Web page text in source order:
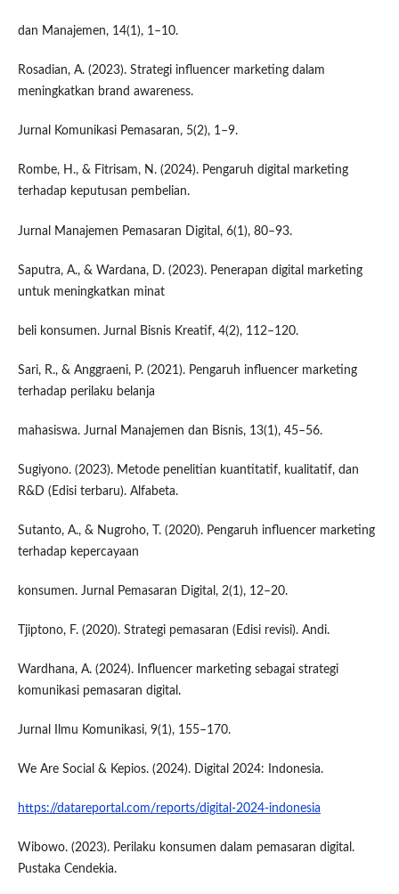
dan Manajemen, 14(1), 1–10.
Rosadian, A. (2023). Strategi influencer marketing dalam
meningkatkan brand awareness.
Jurnal Komunikasi Pemasaran, 5(2), 1–9.
Rombe, H., & Fitrisam, N. (2024). Pengaruh digital marketing
terhadap keputusan pembelian.
Jurnal Manajemen Pemasaran Digital, 6(1), 80–93.
Saputra, A., & Wardana, D. (2023). Penerapan digital marketing
untuk meningkatkan minat
beli konsumen. Jurnal Bisnis Kreatif, 4(2), 112–120.
Sari, R., & Anggraeni, P. (2021). Pengaruh influencer marketing
terhadap perilaku belanja
mahasiswa. Jurnal Manajemen dan Bisnis, 13(1), 45–56.
Sugiyono. (2023). Metode penelitian kuantitatif, kualitatif, dan
R&D (Edisi terbaru). Alfabeta.
Sutanto, A., & Nugroho, T. (2020). Pengaruh influencer marketing
terhadap kepercayaan
konsumen. Jurnal Pemasaran Digital, 2(1), 12–20.
Tjiptono, F. (2020). Strategi pemasaran (Edisi revisi). Andi.
Wardhana, A. (2024). Influencer marketing sebagai strategi
komunikasi pemasaran digital.
Jurnal Ilmu Komunikasi, 9(1), 155–170.
We Are Social & Kepios. (2024). Digital 2024: Indonesia.
https://datareportal.com/reports/digital-2024-indonesia
Wibowo. (2023). Perilaku konsumen dalam pemasaran digital.
Pustaka Cendekia.